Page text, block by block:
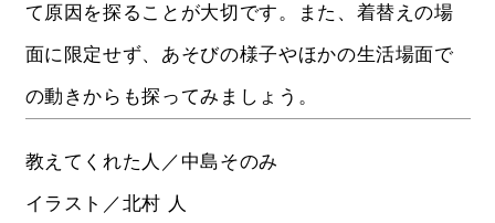
て原因を探ることが大切です。また、着替えの場
面に限定せず、あそびの様子やほかの生活場面で
の動きからも探ってみましょう。
教えてくれた人／中島そのみ
イラスト／北村 人